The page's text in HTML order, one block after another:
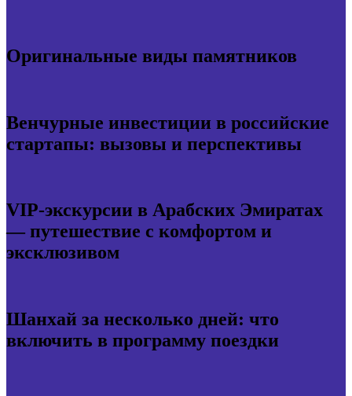
Оригинальные виды памятников
Венчурные инвестиции в российские
стартапы: вызовы и перспективы
VIP-экскурсии в Арабских Эмиратах
— путешествие с комфортом и
эксклюзивом
Шанхай за несколько дней: что
включить в программу поездки